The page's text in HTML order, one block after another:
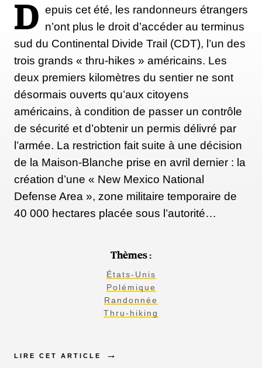
D epuis cet été, les randonneurs étrangers
n’ont plus le droit d’accéder au terminus
sud du Continental Divide Trail (CDT), l’un des
trois grands « thru-hikes » américains. Les
deux premiers kilomètres du sentier ne sont
désormais ouverts qu’aux citoyens
américains, à condition de passer un contrôle
de sécurité et d’obtenir un permis délivré par
l’armée. La restriction fait suite à une décision
de la Maison-Blanche prise en avril dernier : la
création d’une « New Mexico National
Defense Area », zone militaire temporaire de
40 000 hectares placée sous l’autorité…
Thèmes :
États-Unis
Polémique
Randonnée
Thru-hiking
LIRE CET ARTICLE